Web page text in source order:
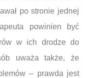
po stronie jednej
powinien być
w ich drodze do
uważa także, że
– prawda jest